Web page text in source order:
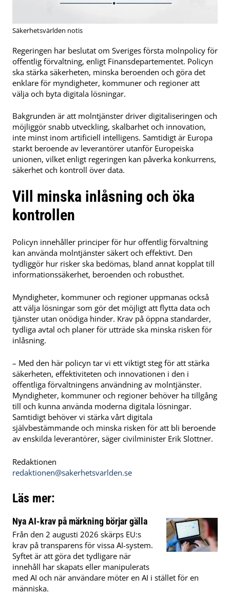
Säkerhetsvärlden notis
Regeringen har beslutat om Sveriges första molnpolicy för
offentlig förvaltning, enligt Finansdepartementet. Policyn
ska stärka säkerheten, minska beroenden och göra det
enklare för myndigheter, kommuner och regioner att
välja och byta digitala lösningar.
Bakgrunden är att molntjänster driver digitaliseringen och
möjliggör snabb utveckling, skalbarhet och innovation,
inte minst inom artificiell intelligens. Samtidigt är Europa
starkt beroende av leverantörer utanför Europeiska
unionen, vilket enligt regeringen kan påverka konkurrens,
säkerhet och kontroll över data.
Vill minska inlåsning och öka
kontrollen
Policyn innehåller principer för hur offentlig förvaltning
kan använda molntjänster säkert och effektivt. Den
tydliggör hur risker ska bedömas, bland annat kopplat till
informationssäkerhet, beroenden och robusthet.
Myndigheter, kommuner och regioner uppmanas också
att välja lösningar som gör det möjligt att flytta data och
tjänster utan onödiga hinder. Krav på öppna standarder,
tydliga avtal och planer för utträde ska minska risken för
inlåsning.
– Med den här policyn tar vi ett viktigt steg för att stärka
säkerheten, effektiviteten och innovationen i den i
offentliga förvaltningens användning av molntjänster.
Myndigheter, kommuner och regioner behöver ha tillgång
till och kunna använda moderna digitala lösningar.
Samtidigt behöver vi stärka vårt digitala
självbestämmande och minska risken för att bli beroende
av enskilda leverantörer, säger civilminister Erik Slottner.
Redaktionen
redaktionen@sakerhetsvarlden.se
Läs mer:
Nya AI-krav på märkning börjar gälla
Från den 2 augusti 2026 skärps EU:s
krav på transparens för vissa AI-system.
Syftet är att göra det tydligare när
innehåll har skapats eller manipulerats
med AI och när användare möter en AI i stället för en
människa.